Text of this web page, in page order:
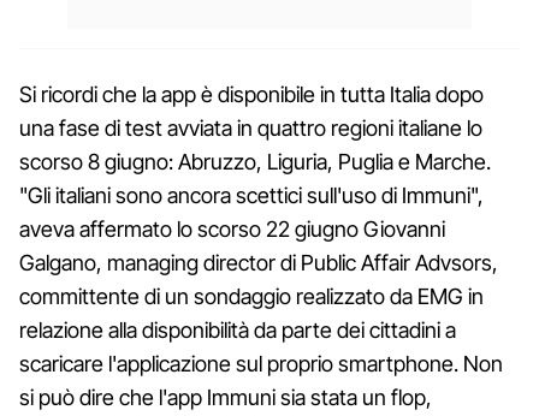
Si ricordi che la app è disponibile in tutta Italia dopo
una fase di test avviata in quattro regioni italiane lo
scorso 8 giugno: Abruzzo, Liguria, Puglia e Marche.
"Gli italiani sono ancora scettici sull'uso di Immuni",
aveva affermato lo scorso 22 giugno Giovanni
Galgano, managing director di Public Affair Advsors,
committente di un sondaggio realizzato da EMG in
relazione alla disponibilità da parte dei cittadini a
scaricare l'applicazione sul proprio smartphone. Non
si può dire che l'app Immuni sia stata un flop,